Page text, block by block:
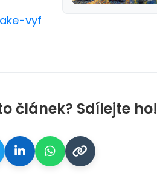
vyf
článek? Sdílejte ho!